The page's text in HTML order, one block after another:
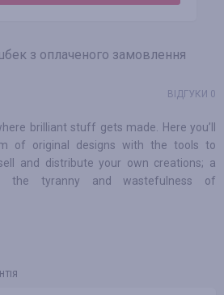
з оплаченого замовлення
ВІДГУКИ 0
brilliant stuff gets made. Here you’ll
of original designs with the tools to
and distribute your own creations; a
the tyranny and wastefulness of